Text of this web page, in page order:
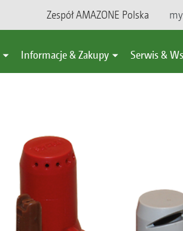
Zespół AMAZONE Polska
Informacje & Zakupy Serwis &